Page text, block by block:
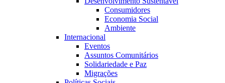
Consumidores
Economia Social
Ambiente
Internacional
Eventos
Assuntos Comunitários
Solidariedade e Paz
Migrações